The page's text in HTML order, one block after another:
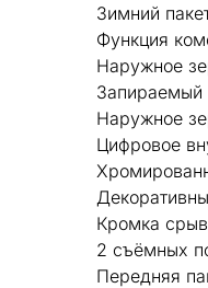
Зимний
Функция
Наружное
Запираемый
Наружное
Цифровое
Кромка
2 съёмных
Передняя